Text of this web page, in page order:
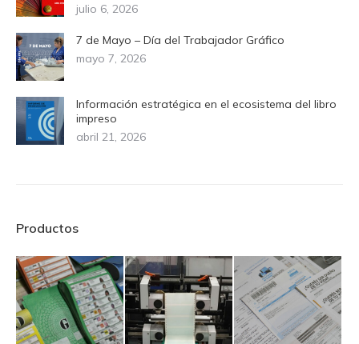
julio 6, 2026
7 de Mayo – Día del Trabajador Gráfico
mayo 7, 2026
Información estratégica en el ecosistema del libro
impreso
abril 21, 2026
Productos